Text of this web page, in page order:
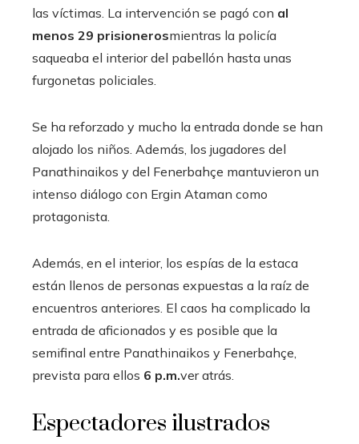
las víctimas. La intervención se pagó con al
menos 29 prisionerosmientras la policía
saqueaba el interior del pabellón hasta unas
furgonetas policiales.
Se ha reforzado y mucho la entrada donde se han
alojado los niños. Además, los jugadores del
Panathinaikos y del Fenerbahçe mantuvieron un
intenso diálogo con Ergin Ataman como
protagonista.
Además, en el interior, los espías de la estaca
están llenos de personas expuestas a la raíz de
encuentros anteriores. El caos ha complicado la
entrada de aficionados y es posible que la
semifinal entre Panathinaikos y Fenerbahçe,
prevista para ellos 6 p.m.ver atrás.
Espectadores ilustrados